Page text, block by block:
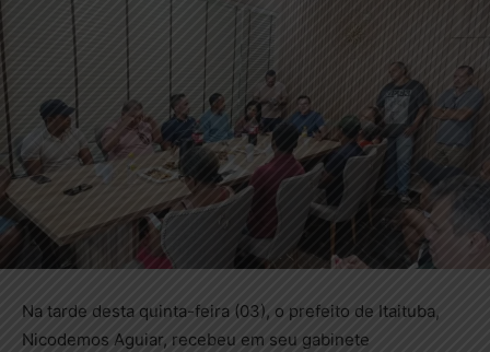
Na tarde desta quinta-feira (03), o prefeito de Itaituba,
Nicodemos Aguiar, recebeu em seu gabinete